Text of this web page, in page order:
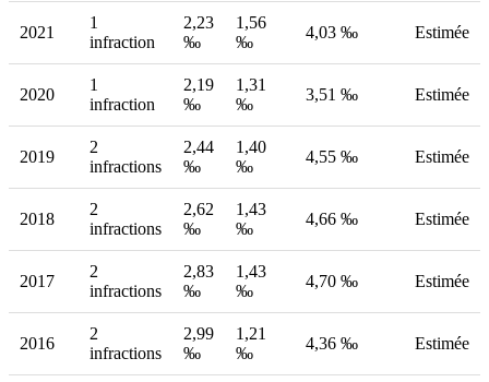
2021
1
infraction
2,23
‰
1,56
‰
4,03 ‰ Estimée
2020
1
infraction
2,19
‰
1,31
‰
3,51 ‰ Estimée
2019
2
infractions
2,44
‰
1,40
‰
4,55 ‰ Estimée
2018
2
infractions
2,62
‰
1,43
‰
4,66 ‰ Estimée
2017
2
infractions
2,83
‰
1,43
‰
4,70 ‰ Estimée
2016
2
infractions
2,99
‰
1,21
‰
4,36 ‰ Estimée